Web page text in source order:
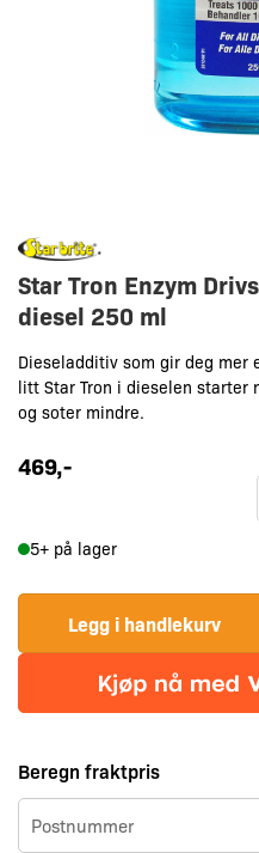
Star Tron Enzym
diesel 250 ml
Dieseladditiv som gir deg mer
litt Star Tron i dieselen
og soter mindre.
469,-
5+ på lager
Legg i handlekurv
Beregn fraktpris